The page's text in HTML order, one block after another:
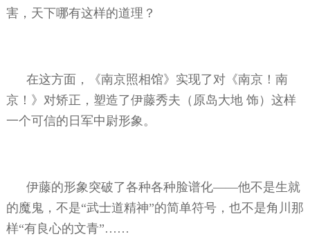
害，天下哪有这样的道理？
在这方面，《南京照相馆》实现了对《南京！南
京！》对矫正，塑造了伊藤秀夫（原岛大地 饰）这样
一个可信的日军中尉形象。
伊藤的形象突破了各种各种脸谱化——他不是生就
的魔鬼，不是“武士道精神”的简单符号，也不是角川那
样“有良心的文青”……